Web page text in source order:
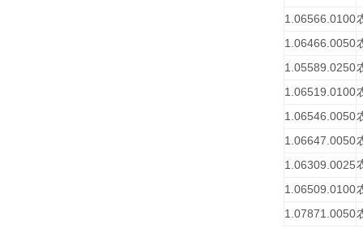
1.06566.0100
1.06466.0050
1.05589.0250
1.06519.0100
1.06546.0050
1.06647.0050
1.06309.0025
1.06509.0100
1.07871.0050